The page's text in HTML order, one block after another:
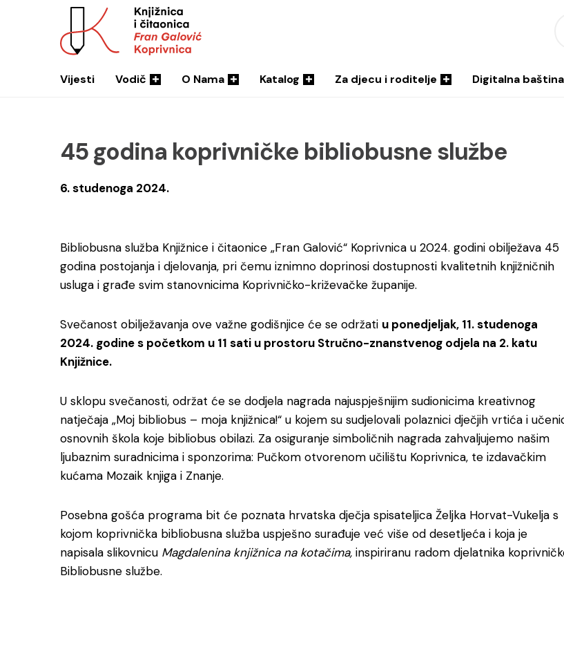
Vijesti Vodič O Nama Katalog Za djecu i roditelje Digitalna baština
45 godina koprivničke bibliobusne službe
6. studenoga 2024.
Bibliobusna služba Knjižnice i čitaonice „Fran Galović“ Koprivnica u 2024. godini obilježava 45
godina postojanja i djelovanja, pri čemu iznimno doprinosi dostupnosti kvalitetnih knjižničnih
usluga i građe svim stanovnicima Koprivničko-križevačke županije.
Svečanost obilježavanja ove važne godišnjice će se održati u ponedjeljak, 11. studenoga
2024. godine s početkom u 11 sati u prostoru Stručno-znanstvenog odjela na 2. katu
Knjižnice.
U sklopu svečanosti, održat će se dodjela nagrada najuspješnijim sudionicima kreativnog
natječaja „Moj bibliobus – moja knjižnica!“ u kojem su sudjelovali polaznici dječjih vrtića i
osnovnih škola koje bibliobus obilazi. Za osiguranje simboličnih nagrada zahvaljujemo našim
ljubaznim suradnicima i sponzorima: Pučkom otvorenom učilištu Koprivnica, te izdavačkim
kućama Mozaik knjiga i Znanje.
Posebna gošća programa bit će poznata hrvatska dječja spisateljica Željka Horvat-Vukelja s
kojom koprivnička bibliobusna služba uspješno surađuje već više od desetljeća i koja je
napisala slikovnicu Magdalenina knjižnica na kotačima, inspiriranu radom djelatnika
Bibliobusne službe.